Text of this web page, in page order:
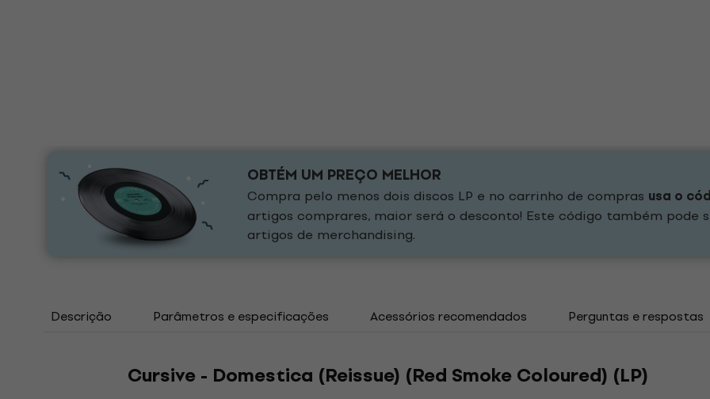
OBTÉM UM PREÇO MELHOR
Compra pelo menos dois discos LP e no carrinho de compras usa o
artigos comprares, maior será o desconto! Este código também pode
artigos de merchandising.
Descrição Parâmetros e especificações Acessórios recomendados Perguntas e respostas
Cursive - Domestica (Reissue) (Red Smoke Coloured) (LP)